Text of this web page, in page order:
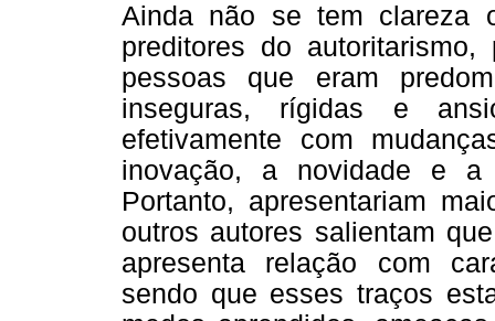
Ainda não se tem clareza
preditores do
pessoas que eram
inseguras, rígidas e
efetivamente com
inovação, a novidade e a
Portanto, apresentariam
outros autores salientam
apresenta relação com
sendo que esses traços